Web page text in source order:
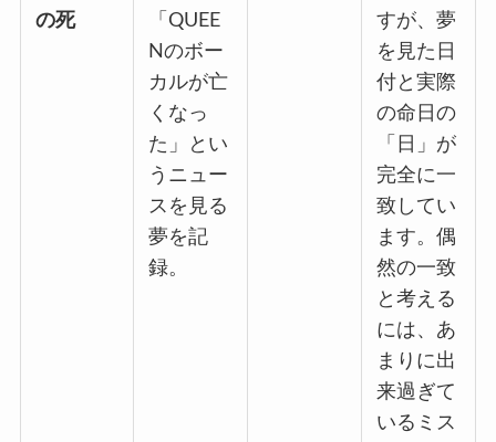
の死
「QUEE
Nのボー
カルが亡
くなっ
た」とい
うニュー
スを見る
夢を記
録。
すが、夢
を見た日
付と実際
の命日の
「日」が
完全に一
致してい
ます。偶
然の一致
と考える
には、あ
まりに出
来過ぎて
いるミス